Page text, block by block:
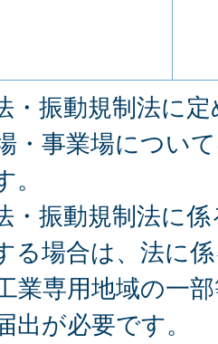
・振動規制法に
・事業場につい
・振動規制法に
る場合は、法に
業専用地域の一
出が必要です。